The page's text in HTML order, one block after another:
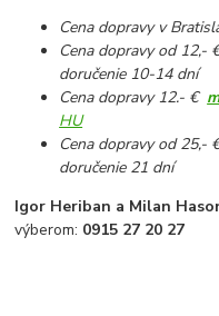
Cena dopravy v
Cena dopravy od 12,-
doručenie 10-14 dní
Cena dopravy 12.- €
HU
Cena dopravy od 25,-
doručenie 21 dní
Igor Heriban a Milan
výberom: 0915 27 20 27